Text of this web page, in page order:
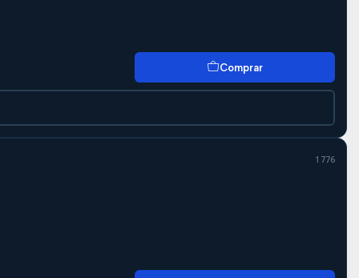
Comprar
1776